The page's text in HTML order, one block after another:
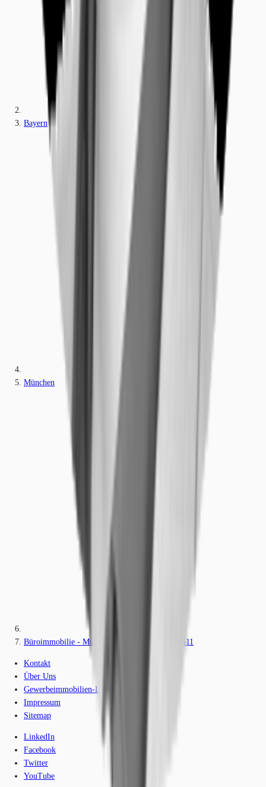
Bayern
München
Büroimmobilie - München, Obersendling - M1611
Kontakt
Über Uns
Gewerbeimmobilien-Lexikon
Impressum
Sitemap
LinkedIn
Facebook
Twitter
YouTube